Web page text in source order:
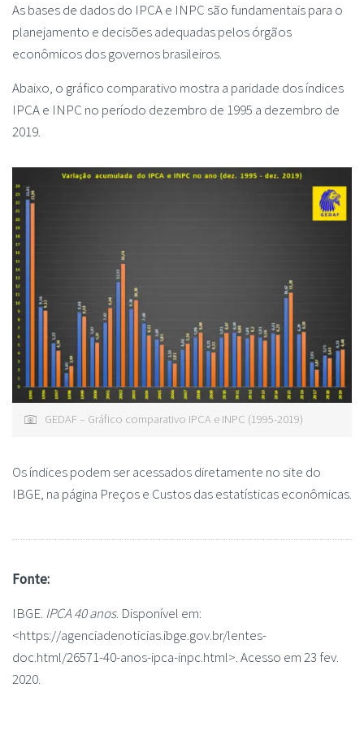
As bases de dados do IPCA e INPC são fundamentais para o
planejamento e decisões adequadas pelos órgãos
econômicos dos governos brasileiros.
Abaixo, o gráfico comparativo mostra a paridade dos índices
IPCA e INPC no período dezembro de 1995 a dezembro de
2019.
GEDAF – Gráfico comparativo IPCA e INPC (1995-2019)
Os índices podem ser acessados diretamente no site do
IBGE, na página Preços e Custos das estatísticas econômicas.
Fonte:
IBGE. IPCA 40 anos. Disponível em:
<https://agenciadenoticias.ibge.gov.br/lentes-
doc.html/26571-40-anos-ipca-inpc.html>. Acesso em 23 fev.
2020.